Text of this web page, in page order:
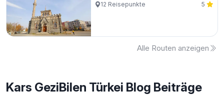
12 Reisepunkte 5
Alle Routen anzeigen
Kars GeziBilen Türkei Blog Beiträge